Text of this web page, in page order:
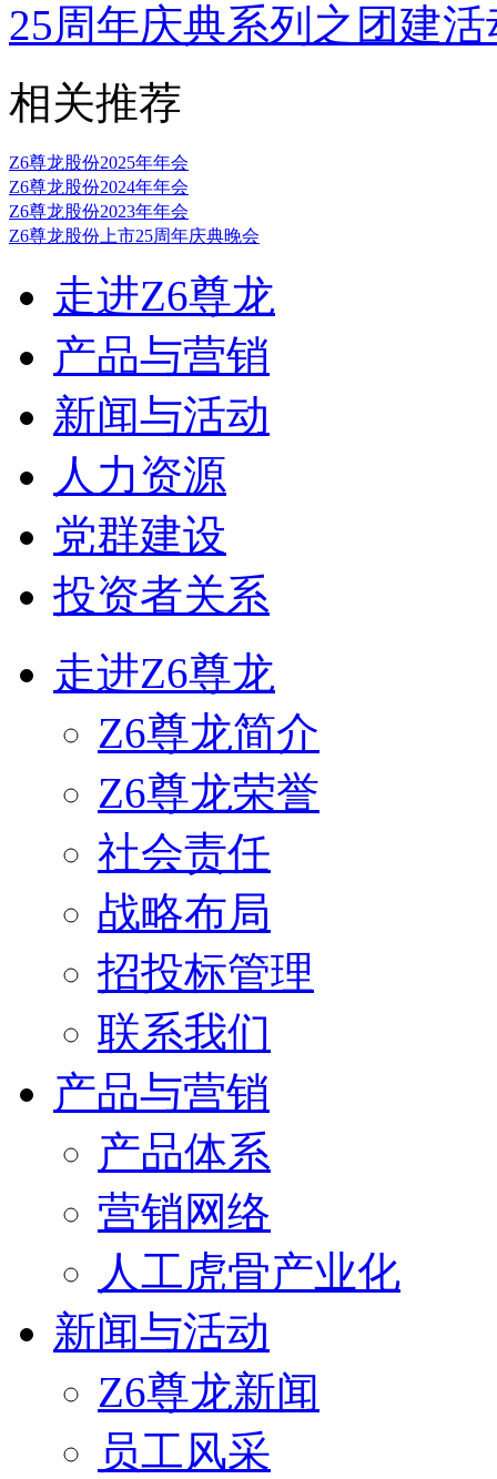
25周年庆典系列之团建活
相关推荐
Z6尊龙股份2025年年会
Z6尊龙股份2024年年会
Z6尊龙股份2023年年会
Z6尊龙股份上市25周年庆典晚会
走进Z6尊龙
产品与营销
新闻与活动
人力资源
党群建设
投资者关系
走进Z6尊龙
Z6尊龙简介
Z6尊龙荣誉
社会责任
战略布局
招投标管理
联系我们
产品与营销
产品体系
营销网络
人工虎骨产业化
新闻与活动
Z6尊龙新闻
员工风采